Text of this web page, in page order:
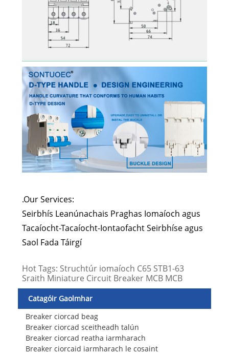
.Our Services:
Seirbhís Leanúnachais Praghas Iomaíoch agus
Tacaíocht-Tacaíocht-Iontaofacht Seirbhíse agus
Saol Fada Táirgí
Hot Tags: Struchtúr iomaíoch C65 STB1-63
Sraith Miniature Circuit Breaker MCB MCB
Catagóir Gaolmhar
Breaker ciorcad beag
Breaker ciorcad sceitheadh ​​talún
Breaker ciorcad reatha iarmharach
Breaker ciorcaid iarmharach le cosaint